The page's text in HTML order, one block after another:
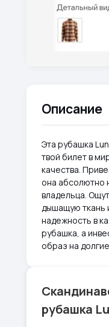
Описание
Эта рубашка
твой билет в
качества.
она абсолютно
владельца.
дышащую ткань
надежность в
рубашка, а
образ на
рубашка